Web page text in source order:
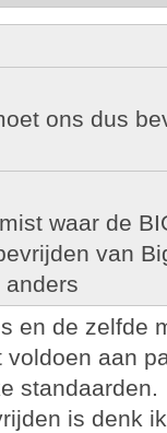
ons dus
waar de
van
en de zelfde
aan
standaarden.
is denk